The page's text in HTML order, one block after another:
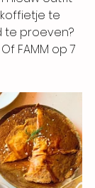
te
te proeven?
FAMM op 7